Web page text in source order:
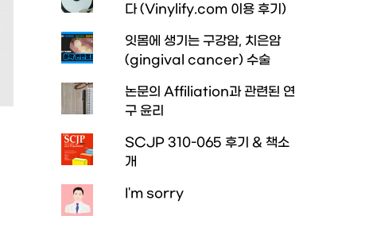
다 (Vinylify.com 이용 후기)
잇몸에 생기는 구강암, 치은암
(gingival cancer) 수술
논문의 Affiliation과 관련된 연
구 윤리
SCJP 310-065 후기 & 책소
개
I'm sorry